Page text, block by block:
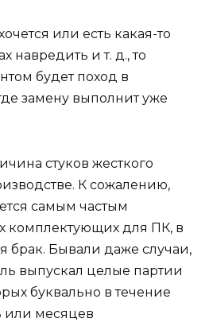
или есть какая-то
навредить и т. д., то
будет поход в
замену выполнит уже
стуков жесткого
К сожалению,
самым частым
комплектующих для ПК, в
брак. Бывали даже случаи,
выпускал целые партии
буквально в течение
или месяцев